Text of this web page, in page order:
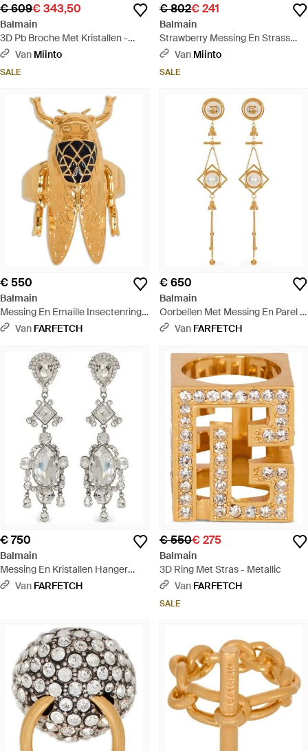
€ 609€ 343,50
Balmain
3D Pb Broche Met Kristallen -
Metallic
Van Miinto
SALE
€ 802€ 241
Balmain
Strawberry Messing En Strass
Oorbellen - Metallic
Van Miinto
SALE
€ 550
Balmain
Messing En Emaille Insectenring -
Metallic
Van FARFETCH
€ 650
Balmain
Oorbellen Met Messing En Parel -
Metallic
Van FARFETCH
€ 750
Balmain
Messing En Kristallen Hanger
Oorbellen - Wit
Van FARFETCH
€ 550€ 275
Balmain
3D Ring Met Stras - Metallic
Van FARFETCH
SALE